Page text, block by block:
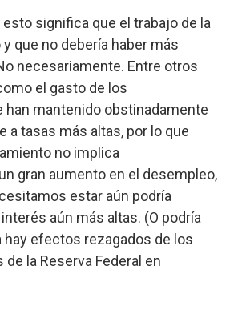
esto significa que el trabajo de la
que no debería haber más
necesariamente. Entre otros
el gasto de los
mantenido obstinadamente
a tasas más altas, por lo que
no implica
gran aumento en el desempleo,
estar aún podría
aún más altas. (O podría
hay efectos rezagados de los
la Reserva Federal en